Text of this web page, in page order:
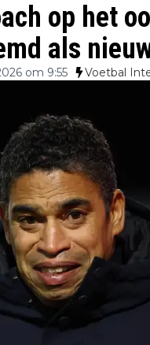
op het
als
om 9:55 Voetbal